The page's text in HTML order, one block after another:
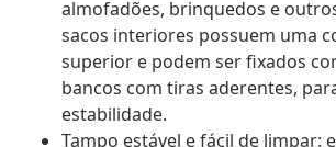
almofadões, brinquedos e
sacos interiores possuem uma
superior e podem ser fixados
bancos com tiras aderentes,
estabilidade.
Tampo estável e fácil de limpar: